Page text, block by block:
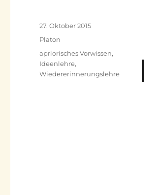
Veröffentlicht
am
27. Oktober 2015
Kategorien
Platon
Schlagwörter
apriorisches Vorwissen,
Ideenlehre,
Wiedererinnerungslehre